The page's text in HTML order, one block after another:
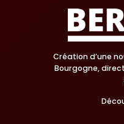
Création d’une
Bourgogne,